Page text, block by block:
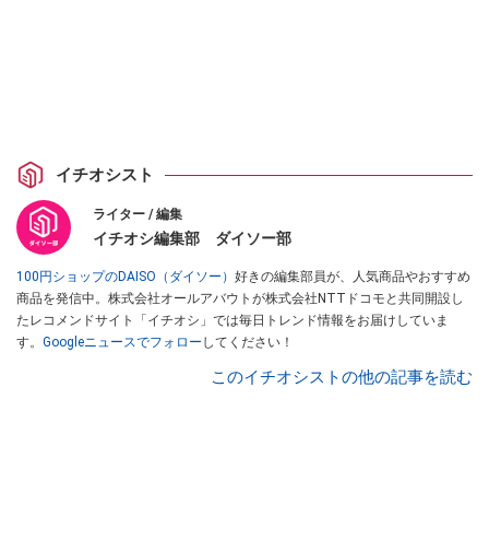
イチオシスト
ライター / 編集
イチオシ編集部 ダイソー部
100円ショップのDAISO（ダイソー） 好きの編集部員が、人気商品やおすすめ
商品を発信中。株式会社オールアバウトが株式会社NTTドコモと共同開設し
たレコメンドサイト「イチオシ」では毎日トレンド情報をお届けしていま
す。 Googleニュースでフォロー してください！
このイチオシストの他の記事を読む